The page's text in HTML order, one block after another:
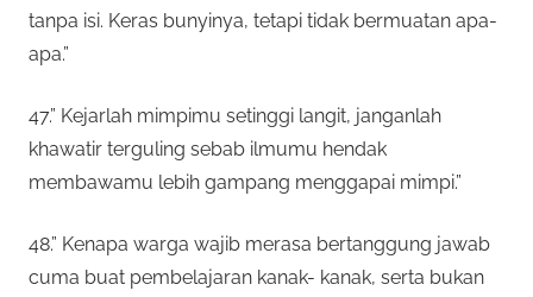
tanpa isi. Keras bunyinya, tetapi tidak bermuatan apa-
apa.”
47.” Kejarlah mimpimu setinggi langit, janganlah
khawatir terguling sebab ilmumu hendak
membawamu lebih gampang menggapai mimpi.”
48.” Kenapa warga wajib merasa bertanggung jawab
cuma buat pembelajaran kanak- kanak, serta bukan